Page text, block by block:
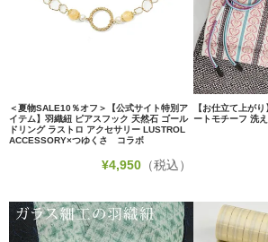
＜夏物SALE10％オフ＞【公式サイト特別ア
イテム】羽織紐 ピアスフック 天然石 ゴール
ドリング ラストロ アクセサリー LUSTROL
ACCESSORY×つゆくさ コラボ
¥4,950 （税込）
【お仕立て上が
ートモチーフ 洗